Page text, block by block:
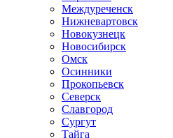
Междуреченск
Нижневартовск
Новокузнецк
Новосибирск
Омск
Осинники
Прокопьевск
Северск
Славгород
Сургут
Тайга